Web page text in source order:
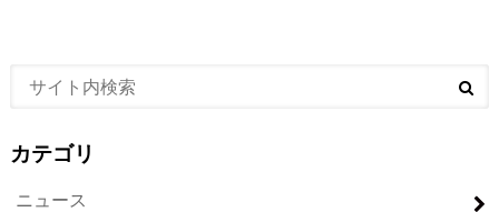
カテゴリ
ニュース